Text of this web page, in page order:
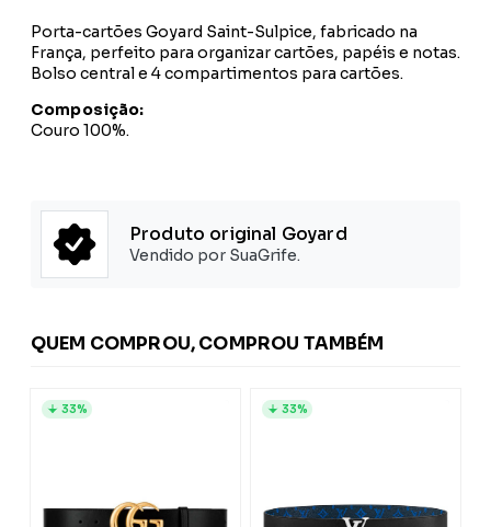
Porta-cartões Goyard Saint-Sulpice, fabricado na
França, perfeito para organizar cartões, papéis e notas.
Bolso central e 4 compartimentos para cartões.
Composição:
Couro 100%.
Produto original Goyard
Vendido por SuaGrife.
QUEM COMPROU, COMPROU TAMBÉM
33% 33%